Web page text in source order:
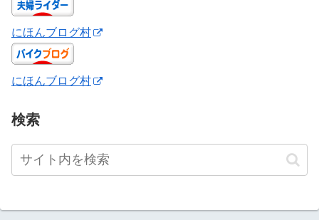
にほんブログ村
にほんブログ村
検索